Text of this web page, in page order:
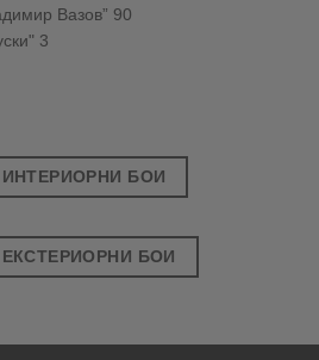
Вазов” 90
3
БОИ
БОИ